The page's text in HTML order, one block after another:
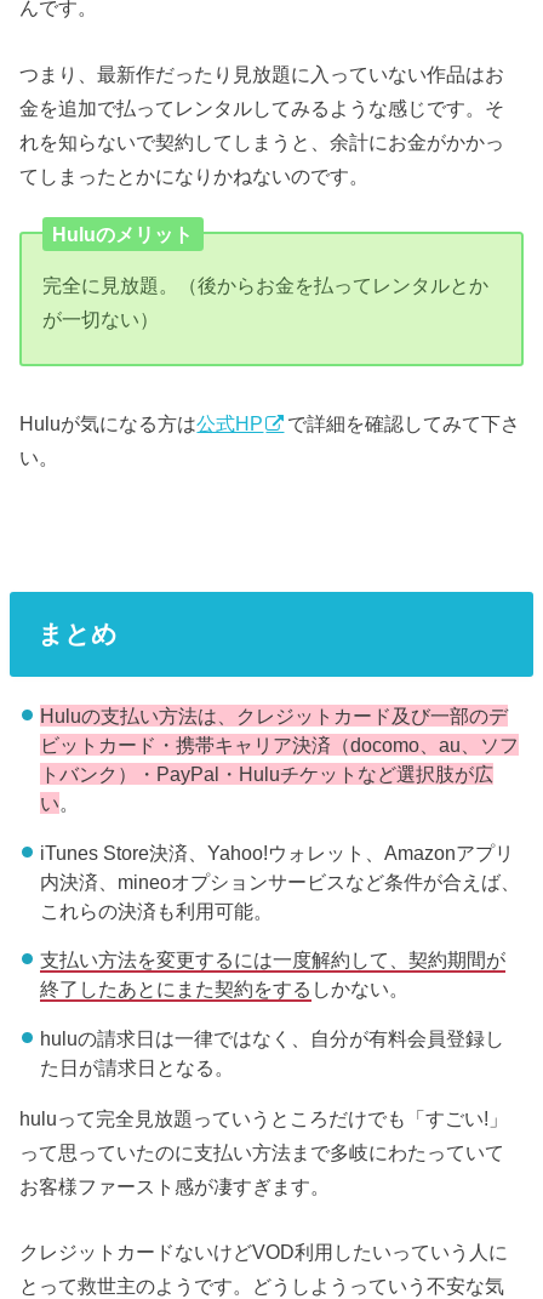
んです。
つまり、最新作だったり見放題に入っていない作品はお
金を追加で払ってレンタルしてみるような感じです。そ
れを知らないで契約してしまうと、余計にお金がかかっ
てしまったとかになりかねないのです。
Huluのメリット
完全に見放題。（後からお金を払ってレンタルとか
が一切ない）
Huluが気になる方は公式HP
で詳細を確認してみて下さ
い。
まとめ
Huluの支払い方法は、クレジットカード及び一部のデ
ビットカード・携帯キャリア決済（docomo、au、ソフ
トバンク）・PayPal・Huluチケットなど選択肢が広
い。
iTunes Store決済、Yahoo!ウォレット、Amazonアプリ
内決済、mineoオプションサービスなど条件が合えば、
これらの決済も利用可能。
支払い方法を変更するには一度解約して、契約期間が
終了したあとにまた契約をする しかない。
huluの請求日は一律ではなく、自分が有料会員登録し
た日が請求日となる。
huluって完全見放題っていうところだけでも「すごい!」
って思っていたのに支払い方法まで多岐にわたっていて
お客様ファースト感が凄すぎます。
クレジットカードないけどVOD利用したいっていう人に
とって救世主のようです。どうしようっていう不安な気